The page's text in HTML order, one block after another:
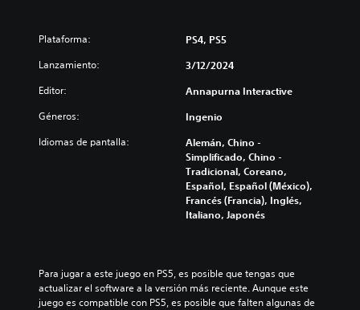
Plataforma: PS4, PS5
Lanzamiento: 3/12/2024
Editor: Annapurna Interactive
Géneros: Ingenio
Idiomas de pantalla:
Alemán, Chino -
Simplificado, Chino -
Tradicional, Coreano,
Español, Español (México),
Francés (Francia), Inglés,
Italiano, Japonés
Para jugar a este juego en PS5, es posible que tengas que
actualizar el software a la versión más reciente. Aunque este
juego es compatible con PS5, es posible que falten algunas de